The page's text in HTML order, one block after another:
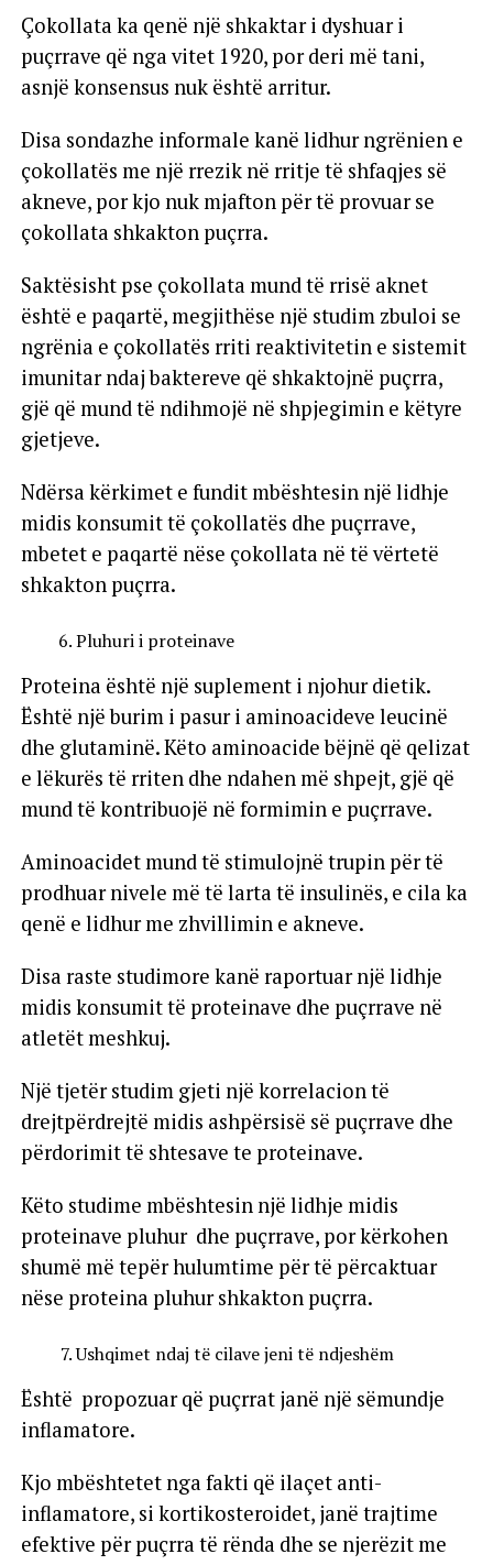
Çokollata ka qenë një shkaktar i dyshuar i
puçrrave që nga vitet 1920, por deri më tani,
asnjë konsensus nuk është arritur.
Disa sondazhe informale kanë lidhur ngrënien e
çokollatës me një rrezik në rritje të shfaqjes së
akneve, por kjo nuk mjafton për të provuar se
çokollata shkakton puçrra.
Saktësisht pse çokollata mund të rrisë aknet
është e paqartë, megjithëse një studim zbuloi se
ngrënia e çokollatës rriti reaktivitetin e sistemit
imunitar ndaj baktereve që shkaktojnë puçrra,
gjë që mund të ndihmojë në shpjegimin e këtyre
gjetjeve.
Ndërsa kërkimet e fundit mbështesin një lidhje
midis konsumit të çokollatës dhe puçrrave,
mbetet e paqartë nëse çokollata në të vërtetë
shkakton puçrra.
Pluhuri i proteinave
Proteina është një suplement i njohur dietik.
Është një burim i pasur i aminoacideve leucinë
dhe glutaminë. Këto aminoacide bëjnë që qelizat
e lëkurës të rriten dhe ndahen më shpejt, gjë që
mund të kontribuojë në formimin e puçrrave.
Aminoacidet mund të stimulojnë trupin për të
prodhuar nivele më të larta të insulinës, e cila ka
qenë e lidhur me zhvillimin e akneve.
Disa raste studimore kanë raportuar një lidhje
midis konsumit të proteinave dhe puçrrave në
atletët meshkuj.
Një tjetër studim gjeti një korrelacion të
drejtpërdrejtë midis ashpërsisë së puçrrave dhe
përdorimit të shtesave te proteinave.
Këto studime mbështesin një lidhje midis
proteinave pluhur dhe puçrrave, por kërkohen
shumë më tepër hulumtime për të përcaktuar
nëse proteina pluhur shkakton puçrra.
Ushqimet ndaj të cilave jeni të ndjeshëm
Është propozuar që puçrrat janë një sëmundje
inflamatore.
Kjo mbështetet nga fakti që ilaçet anti-
inflamatore, si kortikosteroidet, janë trajtime
efektive për puçrra të rënda dhe se njerëzit me